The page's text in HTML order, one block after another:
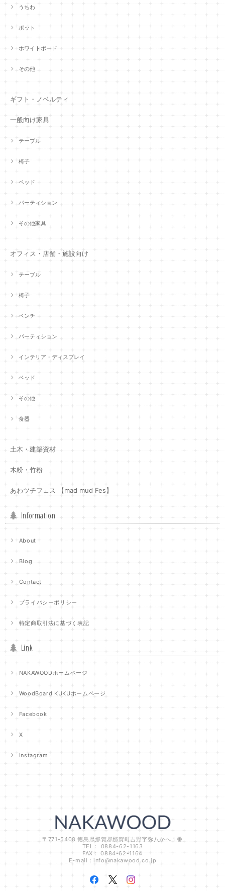
うちわ
ポット
ホワイトボード
その他
ギフト・ノベルティ
一般向け家具
テーブル
椅子
ベッド
パーティション
その他家具
オフィス・店舗・施設向け
テーブル
椅子
ベンチ
パーティション
インテリア・ディスプレイ
ベッド
その他
食器
土木・建築資材
木粉・竹粉
あわツチフェス 【mad mud Fes】
Information
About
Blog
Contact
プライバシーポリシー
特定商取引法に基づく表記
Link
NAKAWOODホームページ
WoodBoard KUKUホームページ
Facebook
X
Instagram
〒771-5408 徳島県那賀郡那賀町吉野字弥八かへ１番
TEL： 0884-62-1163
FAX： 0884-62-1164
E-mail： info@nakawood.co.jp